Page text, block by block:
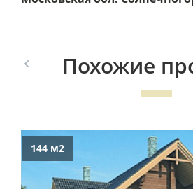
Похожие
144 м2